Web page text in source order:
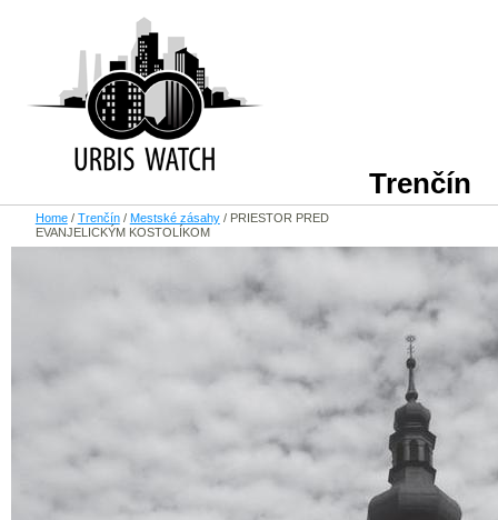
Trenčín
Home / Trenčín / Mestské zásahy / PRIESTOR PRED
EVANJELICKÝM KOSTOLÍKOM